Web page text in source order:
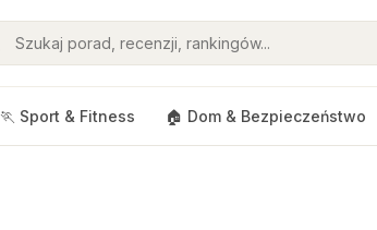
🏃 Sport & Fitness 🏠 Dom & Bezpieczeństwo